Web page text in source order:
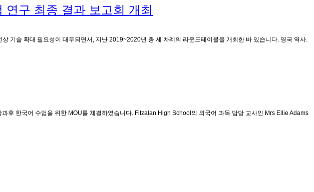
구 최종 결과 보고회 개최
기술 확대 필요성이 대두되면서, 지난 2019~2020년 총 세 차례의 라운드테이블을 개최한 바 있습니다. 영국 역사.
한국어 수업을 위한 MOU를 체결하였습니다. Fitzalan High School의 외국어 과목 담당 교사인 Mrs Ellie Adams